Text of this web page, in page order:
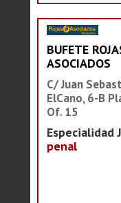
BUFETE
ASOCIADOS
C/ Juan
ElCano, 6-B
Of. 15
Especialidad
penal